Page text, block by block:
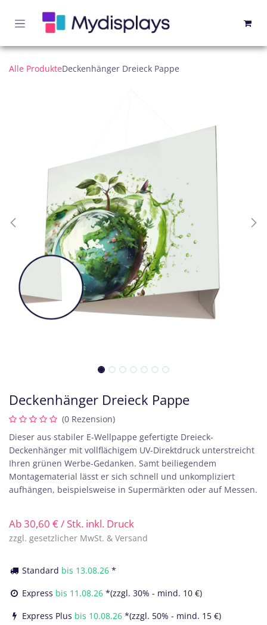
Alle Produkte​Deckenhänger Dreieck Pappe
​Deckenhänger Dreieck Pappe
(0 Rezension)
Dieser aus stabiler E-Wellpappe gefertigte Dreieck-
Deckenhänger mit vollflächigem UV-Direktdruck unterstreicht
Ihren grünen Werbe-Gedanken. Samt beiliegendem
Montagematerial lässt er sich schnell und unkompliziert
aufhängen, beispielsweise in Supermärkten oder auf Messen.
Ab30,60 €/ Stk. inkl. Druck
zzgl. gesetzlicher MwSt. & Versand
Standard bis 13.08.26 *
Express bis 11.08.26 *(zzgl. 30% - mind. 10 €)
Express Plus bis 10.08.26 *(zzgl. 50% - mind. 15 €)